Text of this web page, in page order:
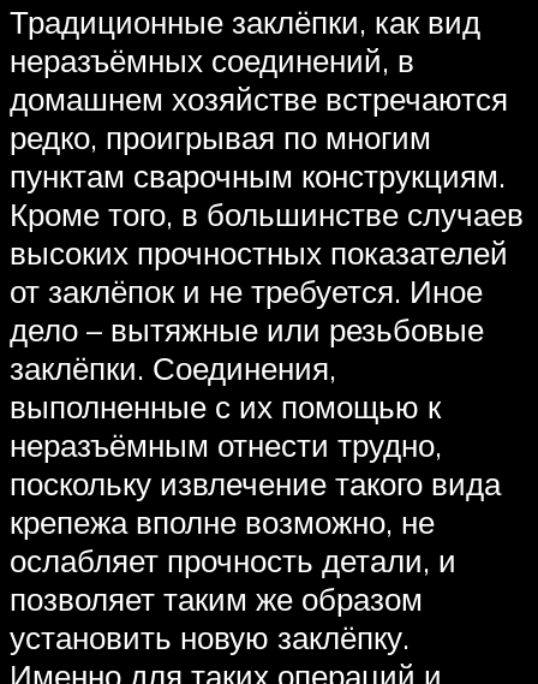
Традиционные заклёпки, как вид
неразъёмных соединений, в
домашнем хозяйстве встречаются
редко, проигрывая по многим
пунктам сварочным конструкциям.
Кроме того, в большинстве случаев
высоких прочностных показателей
от заклёпок и не требуется. Иное
дело – вытяжные или резьбовые
заклёпки. Соединения,
выполненные с их помощью к
неразъёмным отнести трудно,
поскольку извлечение такого вида
крепежа вполне возможно, не
ослабляет прочность детали, и
позволяет таким же образом
установить новую заклёпку.
Именно для таких операций и